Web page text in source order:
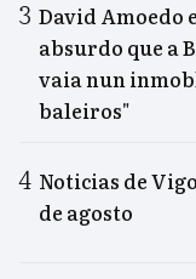
David Amoedo
absurdo que a
vaia nun
baleiros"
Noticias de
de agosto